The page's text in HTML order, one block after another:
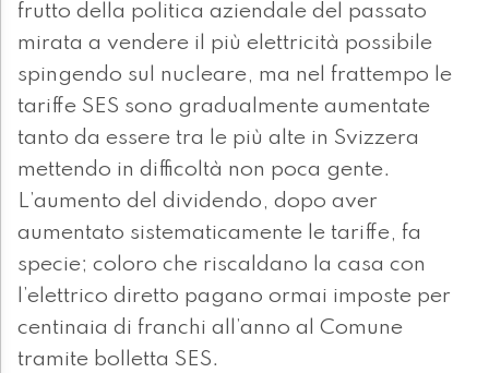
frutto della politica aziendale del passato
mirata a vendere il più elettricità possibile
spingendo sul nucleare, ma nel frattempo le
tariffe SES sono gradualmente aumentate
tanto da essere tra le più alte in Svizzera
mettendo in difficoltà non poca gente.
L’aumento del dividendo, dopo aver
aumentato sistematicamente le tariffe, fa
specie; coloro che riscaldano la casa con
l’elettrico diretto pagano ormai imposte per
centinaia di franchi all’anno al Comune
tramite bolletta SES.